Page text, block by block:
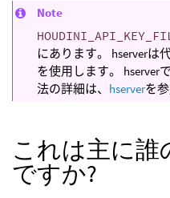
Note
にあります。 hserverは
を使用します。 hserver
法の詳細は、 hserverを
これは主に誰
ですか?